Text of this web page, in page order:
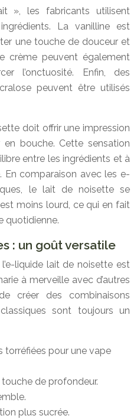
», les fabricants utilisent
La vanilline est
une touche de douceur et
crème peuvent également
l’onctuosité. Enfin, des
peuvent être utilisés
doit offrir une impression
bouche. Cette sensation
entre les ingrédients et à
En comparaison avec les e-
le lait de noisette se
moins lourd, ce qui en fait
quotidienne.
: un goût versatile
liquide lait de noisette est
à merveille avec d’autres
créer des combinaisons
sont toujours un
torréfiées pour une vape
de profondeur.
plus sucrée.